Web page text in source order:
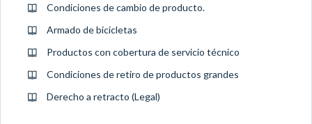
Condiciones de cambio de producto.
Armado de bicicletas
Productos con cobertura de servicio técnico
Condiciones de retiro de productos grandes
Derecho a retracto (Legal)